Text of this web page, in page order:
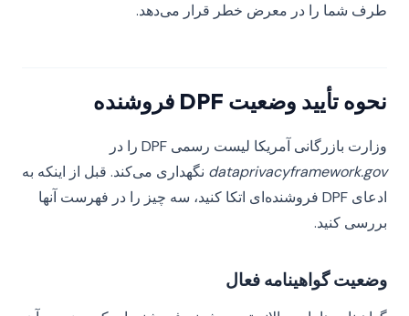
طرف شما را در معرض خطر قرار می‌دهد.
نحوه تأیید وضعیت DPF فروشنده
وزارت بازرگانی آمریکا لیست رسمی DPF را در
dataprivacyframework.gov نگهداری می‌کند. قبل از اینکه به
ادعای DPF فروشنده‌ای اتکا کنید، سه چیز را در فهرست آنها
بررسی کنید.
وضعیت گواهینامه فعال